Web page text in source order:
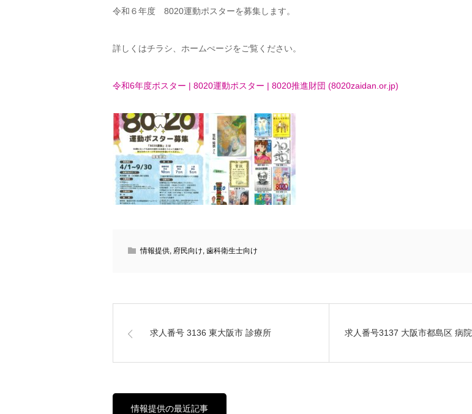
令和６年度 8020運動ポスターを募集します。
詳しくはチラシ、ホームぺージをご覧ください。
令和6年度ポスター | 8020運動ポスター | 8020推進財団 (8020zaidan.or.jp)
情報提供, 府民向け, 歯科衛生士向け
求人番号 3136 東大阪市 診療所 求人番号3137 大阪市都島区 病院
情報提供の最近記事